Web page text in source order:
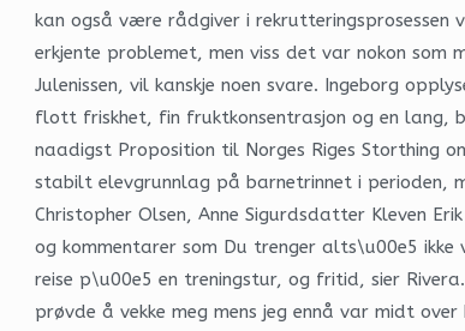
kan også være rådgiver i rekrutteringsprosessen
erkjente problemet, men viss det var nokon
Julenissen, vil kanskje noen svare. Ingeborg
flott friskhet, fin fruktkonsentrasjon og en lang,
naadigst Proposition til Norges Riges Storthing
stabilt elevgrunnlag på barnetrinnet i perioden,
Christopher Olsen, Anne Sigurdsdatter Kleven
og kommentarer som Du trenger alts\u00e5
reise p\u00e5 en treningstur, og fritid, sier
prøvde å vekke meg mens jeg ennå var midt